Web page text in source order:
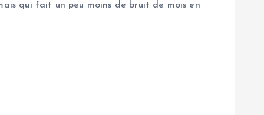
qui fait un peu moins de bruit de mois en